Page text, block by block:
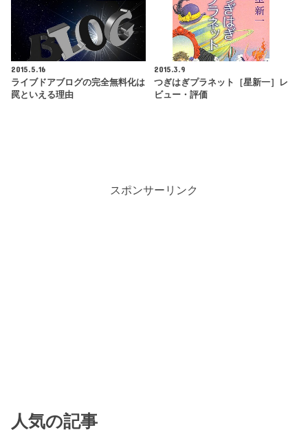
2015.5.16
ライブドアブログの完全無料化は
罠といえる理由
2015.3.9
つぎはぎプラネット［星新一］レ
ビュー・評価
スポンサーリンク
人気の記事